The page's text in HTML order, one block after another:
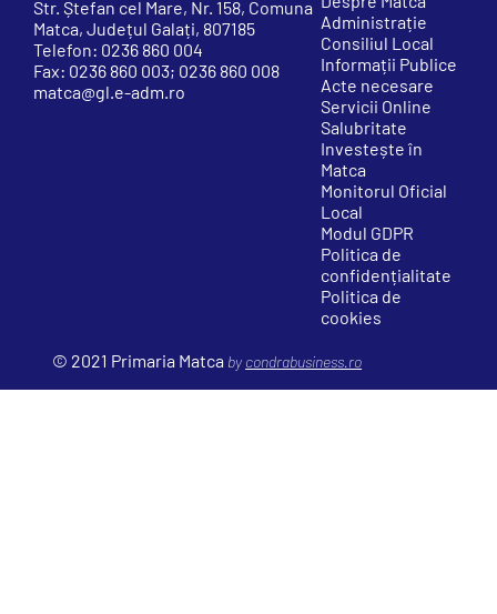
Str. Ștefan cel Mare, Nr. 158, Comuna
Matca, Județul Galați, 807185
Telefon: 0236 860 004
Fax: 0236 860 003; 0236 860 008
matca@gl.e-adm.ro
Administrație
Consiliul Local
Informații Publice
Acte necesare
Servicii Online
Salubritate
Investește în
Matca
Monitorul Oficial
Local
Modul GDPR
Politica de
confidențialitate
Politica de
cookies
© 2021 Primaria Matca by condrabusiness.ro